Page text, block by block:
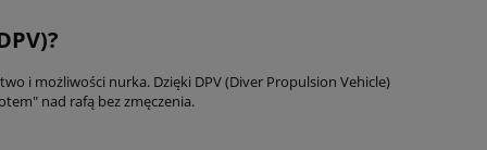
i możliwości nurka. Dzięki DPV (Diver Propulsion Vehicle)
nad rafą bez zmęczenia.